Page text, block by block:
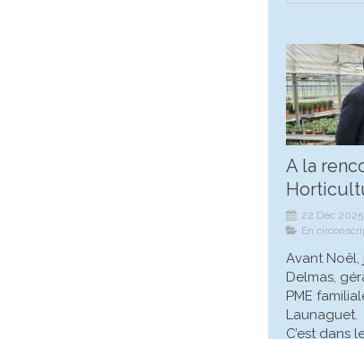
A la
22 Déc 2025
En
Avant
Delmas,
PME
Launaguet.
C’est dans